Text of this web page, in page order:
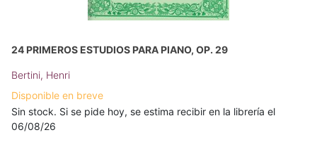
24 PRIMEROS ESTUDIOS PARA PIANO, OP. 29
Bertini, Henri
Disponible en breve
Sin stock. Si se pide hoy, se estima recibir en la librería el
06/08/26